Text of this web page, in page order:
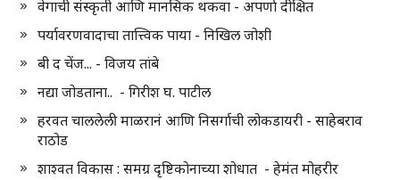
वेगाची संस्कृती आणि मानसिक थकवा - अपर्णा दीक्षित
पर्यावरणवादाचा तात्त्विक पाया - निखिल जोशी
बी द चेंज... - विजय तांबे
नद्या जोडताना.. - गिरीश घ. पाटील
हरवत चाललेली माळरानं आणि निसर्गाची लोकडायरी - साहेबराव
राठोड
शाश्वत विकास : समग्र दृष्टिकोनाच्या शोधात - हेमंत मोहरीर